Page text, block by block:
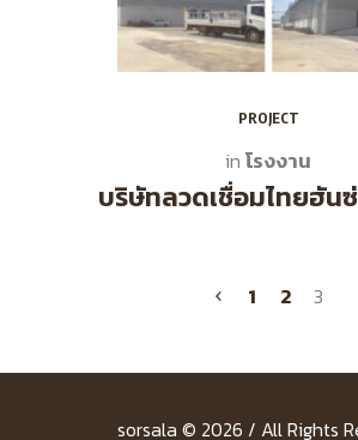
PROJECT
in โรงงาน
บริษัทลวดเชื่อมไทยฮัน
1 2 3
sorsala © 2026 / All Rights